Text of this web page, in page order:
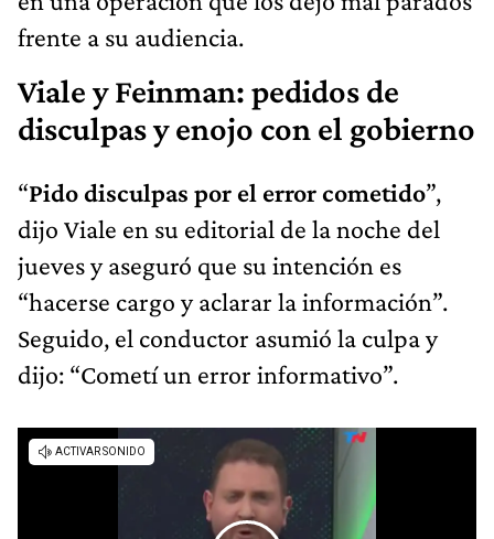
frente a su audiencia.
Viale y Feinman: pedidos de
disculpas y enojo con el gobierno
“Pido disculpas por el error cometido”,
dijo Viale en su editorial de la noche del
jueves y aseguró que su intención es
“hacerse cargo y aclarar la información”.
Seguido, el conductor asumió la culpa y
dijo: “Cometí un error informativo”.